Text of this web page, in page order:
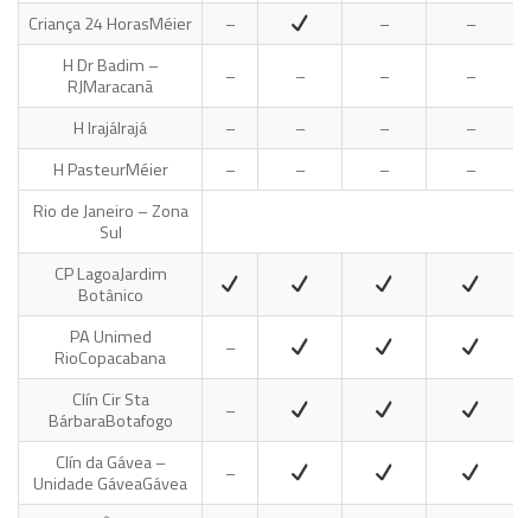
Criança 24 HorasMéier – –
–
H Dr Badim –
RJMaracanã – – –
–
H IrajáIrajá – – –
–
H PasteurMéier – – –
–
Rio de Janeiro – Zona
Sul
CP LagoaJardim
Botânico
PA Unimed
RioCopacabana
–
Clín Cir Sta
BárbaraBotafogo
–
Clín da Gávea –
Unidade GáveaGávea
–